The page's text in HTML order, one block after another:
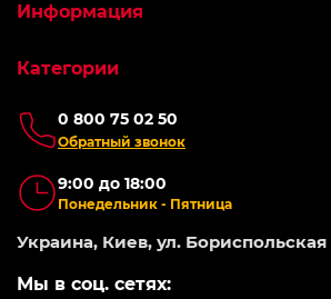
0 800 75 02 50
Обратный звонок
9:00 до 18:00
Понедельник - Пятница
Украина, Киев, ул. Бориспольская
Мы в соц. сетях:
Информация
Категории